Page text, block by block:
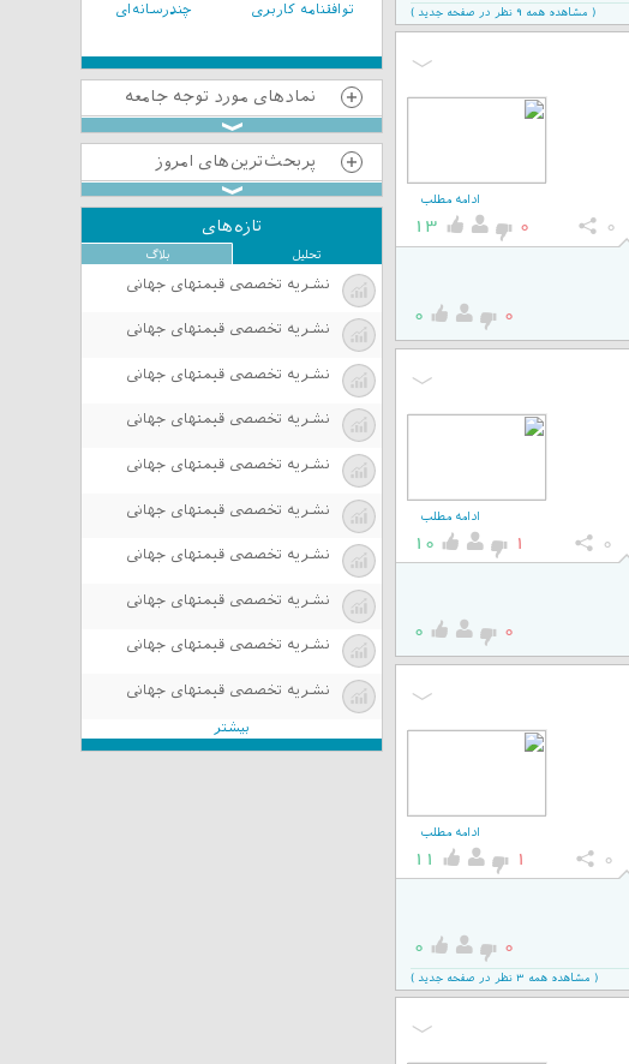
( مشاهده همه 9 نظر در صفحه جدید )
ادامه مطلب
0
0
13
0
0
ادامه مطلب
0
1
10
0
0
ادامه مطلب
0
1
11
0
0
( مشاهده همه 3 نظر در صفحه جدید )
توافقنامه کاربری چند‌رسانه‌ای
نمادهای مورد توجه جامعه
پربحث‌ترین‌های امروز
تازه‌های
تحلیل بلاگ
نشریه تخصصی قیمتهای جهانی
نشریه تخصصی قیمتهای جهانی
نشریه تخصصی قیمتهای جهانی
نشریه تخصصی قیمتهای جهانی
نشریه تخصصی قیمتهای جهانی
نشریه تخصصی قیمتهای جهانی
نشریه تخصصی قیمتهای جهانی
نشریه تخصصی قیمتهای جهانی
نشریه تخصصی قیمتهای جهانی
نشریه تخصصی قیمتهای جهانی
بیشتر